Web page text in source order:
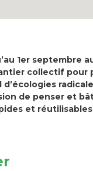
1er septembre
collectif pour
de penser et
et